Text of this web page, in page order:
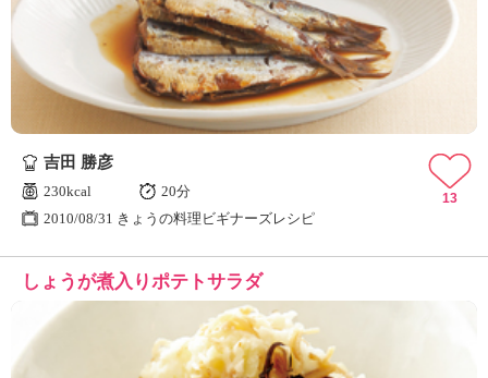
吉田 勝彦
230kcal
20分
2010/08/31 きょうの料理ビギナーズレシピ
13
しょうが煮入りポテトサラダ